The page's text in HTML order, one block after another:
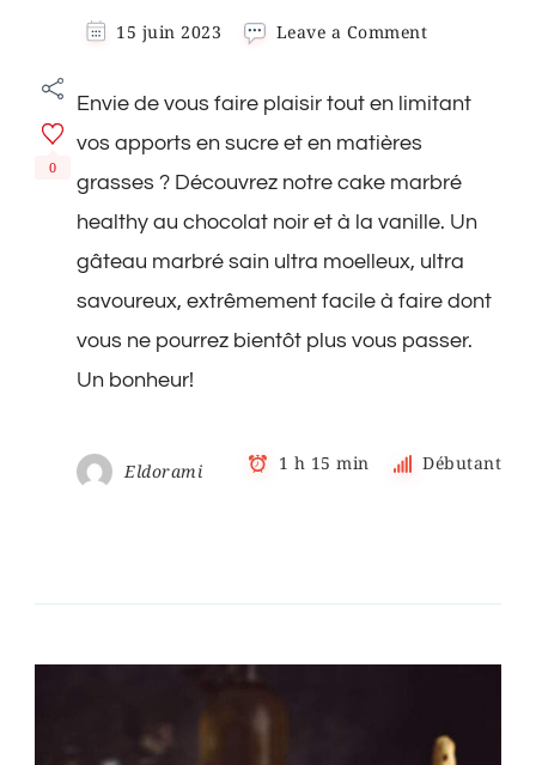
15 juin 2023 Leave a Commenton
healthy
noir
0
Envie de vous faire plaisir tout en limitant
vos apports en sucre et en matières
grasses ? Découvrez notre cake marbré
healthy au chocolat noir et à la vanille. Un
gâteau marbré sain ultra moelleux, ultra
savoureux, extrêmement facile à faire dont
vous ne pourrez bientôt plus vous passer.
Un bonheur!
Eldorami 1 h 15 min Débutant